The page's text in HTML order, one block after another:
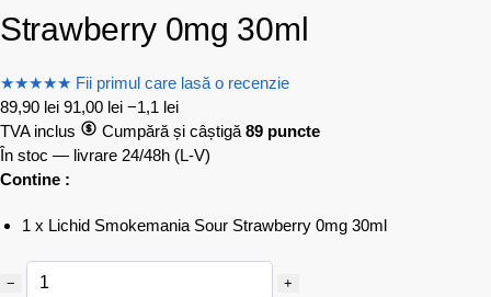
Strawberry 0mg 30ml
★★★★★ Fii primul care lasă o recenzie
89,90 lei 91,00 lei −1,1 lei
TVA inclus
Cumpără și câștigă 89 puncte
În stoc — livrare 24/48h (L-V)
Contine :
1 x Lichid Smokemania Sour Strawberry 0mg 30ml
− +